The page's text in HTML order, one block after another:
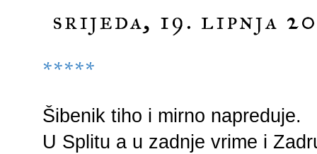
srijeda, 19. lipnja
*****
Šibenik tiho i mirno napreduje.
U Splitu a u zadnje vrime i